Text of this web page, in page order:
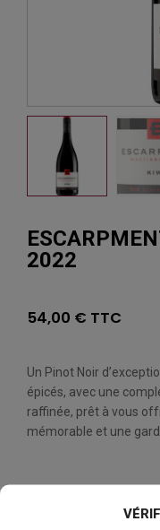
2022
54,00 € TTC
Un Pinot Noir
épicés, avec une
raffinée, prêt à vous
mémorable et une